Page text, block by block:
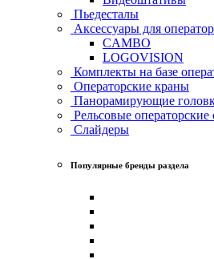
Пьедесталы
Аксессуары для
CAMBO
LOGOVISION
Комплекты на базе
Операторские краны
Панорамирующие
Рельсовые
Слайдеры
Популярные бренды раздела